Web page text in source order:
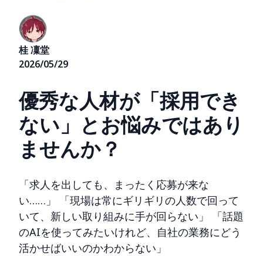
桂 凜堂
2026/05/29
優秀な人材が「採用でき
ない」とお悩みではあり
ませんか？
「求人を出しても、まったく応募が来な
い……」 「現場は常にギリギリの人数で回って
いて、新しい取り組みに手が回らない」 「話題
のAIを使ってみたいけれど、自社の業務にどう
活かせばいいのかわからない」